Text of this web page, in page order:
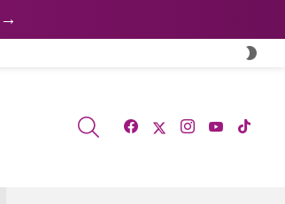
→
SEARCH facebooktwitterinstagramyoutube